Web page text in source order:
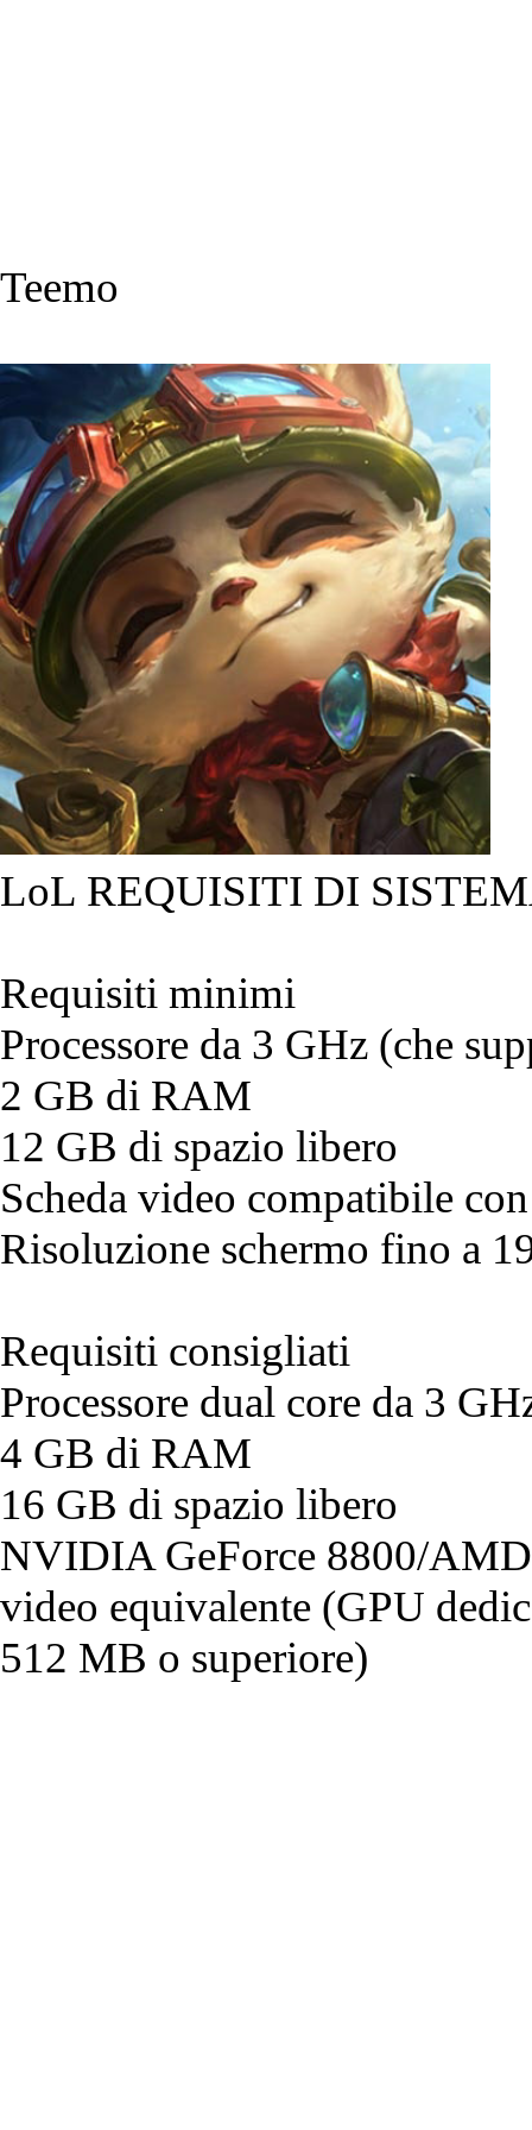
Teemo
LoL REQUISITI DI
Requisiti minimi
Processore da 3 GHz (che
2 GB di RAM
12 GB di spazio libero
Scheda video compatibile
Risoluzione schermo fino a
Requisiti consigliati
Processore dual core da 3
4 GB di RAM
16 GB di spazio libero
NVIDIA GeForce 8800/AMD
video equivalente (GPU
512 MB o superiore)